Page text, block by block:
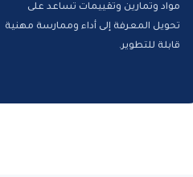
مواد وتمارين وتقييمات تساعد على
تحويل المعرفة إلى أداء وممارسة مهنية
قابلة للتطوير.